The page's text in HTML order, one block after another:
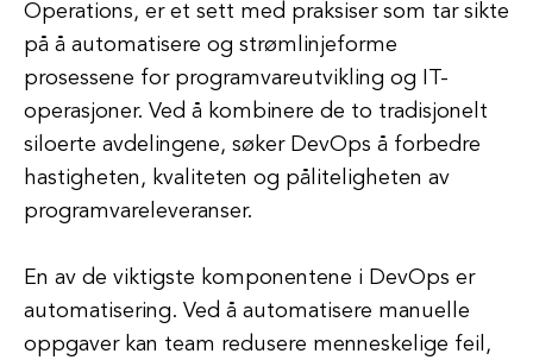
Operations, er et sett med praksiser som tar sikte
på å automatisere og strømlinjeforme
prosessene for programvareutvikling og IT-
operasjoner. Ved å kombinere de to tradisjonelt
siloerte avdelingene, søker DevOps å forbedre
hastigheten, kvaliteten og påliteligheten av
programvareleveranser.
En av de viktigste komponentene i DevOps er
automatisering. Ved å automatisere manuelle
oppgaver kan team redusere menneskelige feil,